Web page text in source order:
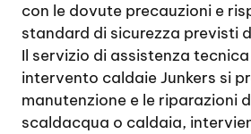
con le dovute precauzioni e
standard di sicurezza previsti
Il servizio di assistenza
intervento caldaie Junkers si
manutenzione e le riparazioni
scaldacqua o caldaia,